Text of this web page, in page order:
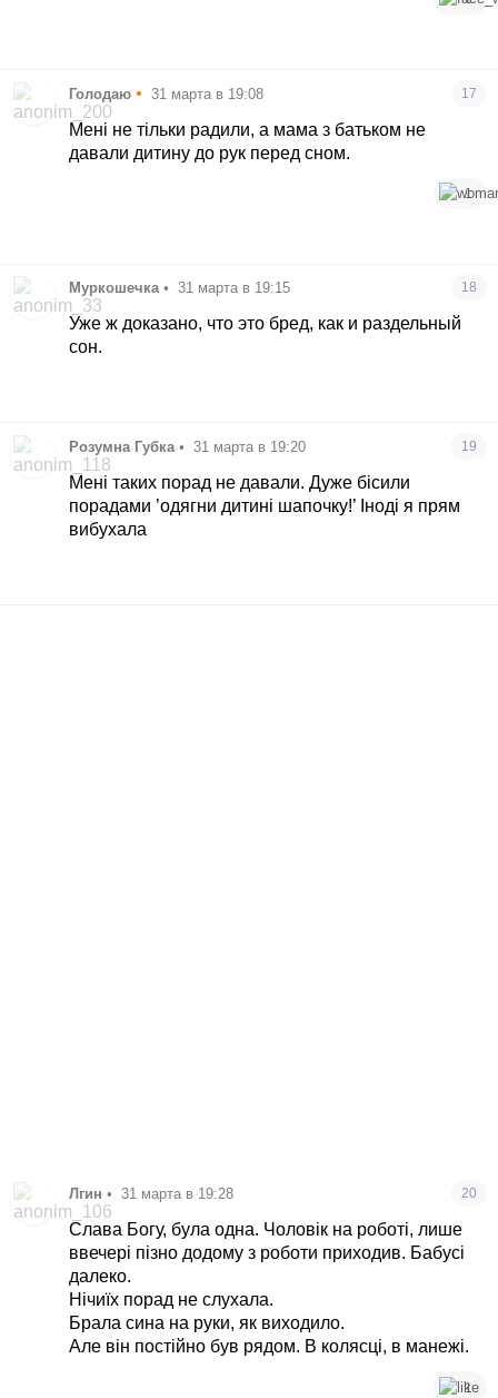
Голодаю • 31 марта в 19:08 17
Мені не тільки радили, а мама з батьком не
давали дитину до рук перед сном.
1
Муркошечка • 31 марта в 19:15 18
Уже ж доказано, что это бред, как и раздельный
сон.
Розумна Губка • 31 марта в 19:20 19
Мені таких порад не давали. Дуже бісили
порадами ’одягни дитині шапочку!’ Іноді я прям
вибухала
Лгин • 31 марта в 19:28 20
Слава Богу, була одна. Чоловік на роботі, лише
ввечері пізно додому з роботи приходив. Бабусі
далеко.
Нічиїх порад не слухала.
Брала сина на руки, як виходило.
Але він постійно був рядом. В колясці, в манежі.
1